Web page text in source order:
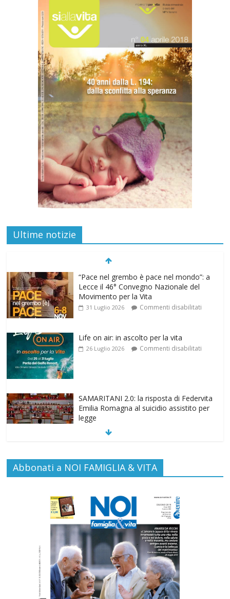
Ultime notizie
“Pace nel grembo è pace nel mondo”: a
Lecce il 46° Convegno Nazionale del
Movimento per la Vita
31 Luglio 2026 Commenti disabilitati
Life on air: in ascolto per la vita
26 Luglio 2026 Commenti disabilitati
SAMARITANI 2.0: la risposta di Federvita
Emilia Romagna al suicidio assistito per
legge
25 Luglio 2026
Gino Soldera nominato Membro della
“Hall of Honor Prenatal Sciences 2026”
16 Luglio 2026 Commenti disabilitati
EDITORIA: “LETTERE AL POPOLO
DELLA VITA”
13 Luglio 2026 Commenti disabilitati
Paolo VI, un santo che canta la bellezza
della vita
Abbonati a NOI FAMIGLIA & VITA